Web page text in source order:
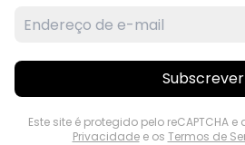
Subscrever
Este site é protegido pelo reCAPTCHA
Privacidadee os Termos de